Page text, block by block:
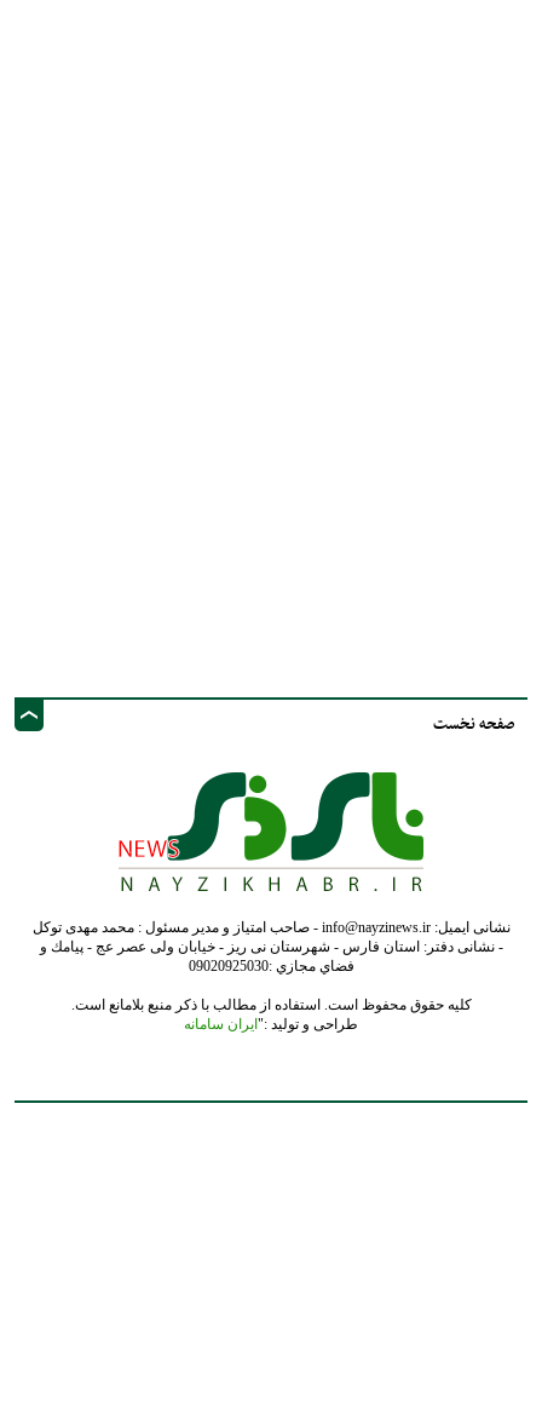
صفحه نخست
نشانی ایمیل: info@nayzinews.ir - صاحب امتیاز و مدیر مسئول : محمد مهدی توکل
- نشانی دفتر: استان فارس - شهرستان نی ریز - خیابان ولی عصر عج - پيامك و
فضاي مجازي :09020925030
کلیه حقوق محفوظ است. استفاده از مطالب با ذکر منبع بلامانع است.
طراحی و تولید :" ایران سامانه